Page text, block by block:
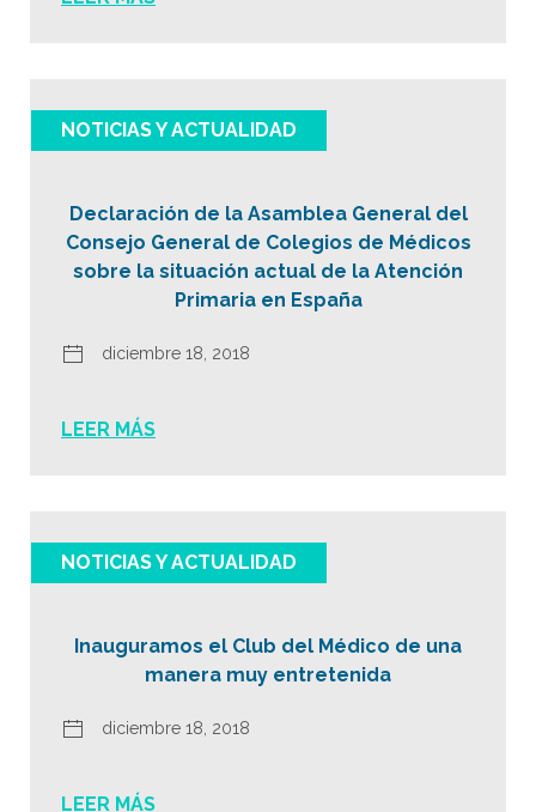
NOTICIAS Y ACTUALIDAD
Declaración de la Asamblea General del
Consejo General de Colegios de Médicos
sobre la situación actual de la Atención
Primaria en España
diciembre 18, 2018
LEER MÁS
NOTICIAS Y ACTUALIDAD
Inauguramos el Club del Médico de una
manera muy entretenida
diciembre 18, 2018
LEER MÁS